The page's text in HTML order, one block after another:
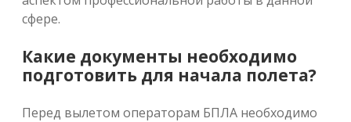
сфере.
Какие документы необходимо
подготовить для начала полета?
Перед вылетом операторам БПЛА необходимо